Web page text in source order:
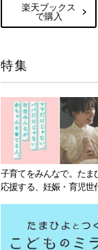
楽天ブックス
で購入
特集
子育てをみんなで。たま
応援する、妊娠・育児世